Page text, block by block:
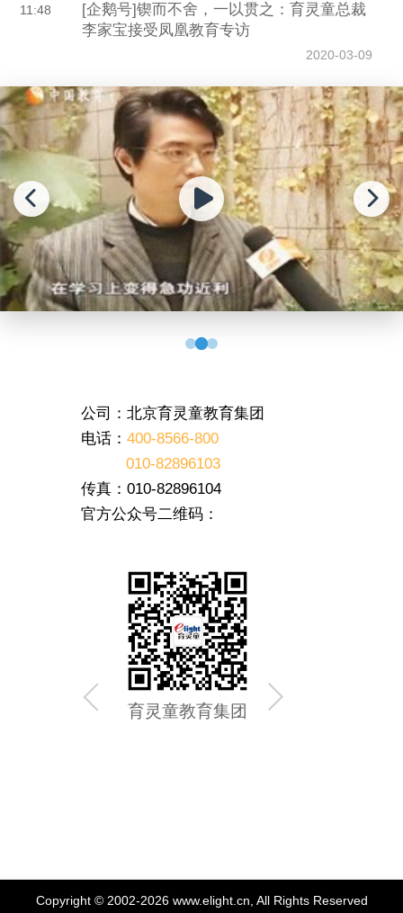
11:48
[企鹅号]锲而不舍，一以贯之：育灵童总裁
李家宝接受凤凰教育专访
2020-03-09
公司：北京育灵童教育集团
电话： 400-8566-800
010-82896103
传真：010-82896104
官方公众号二维码：
育灵童教育集团
Copyright © 2002-2026 www.elight.cn, All Rights Reserved